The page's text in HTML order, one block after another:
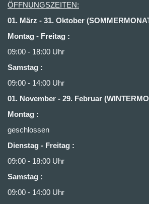
ÖFFNUNGSZEITEN:
01. März - 31. Oktober
Montag - Freitag :
09:00 - 18:00 Uhr
Samstag :
09:00 - 14:00 Uhr
01. November - 29. Februar
Montag :
geschlossen
Dienstag - Freitag :
09:00 - 18:00 Uhr
Samstag :
09:00 - 14:00 Uhr